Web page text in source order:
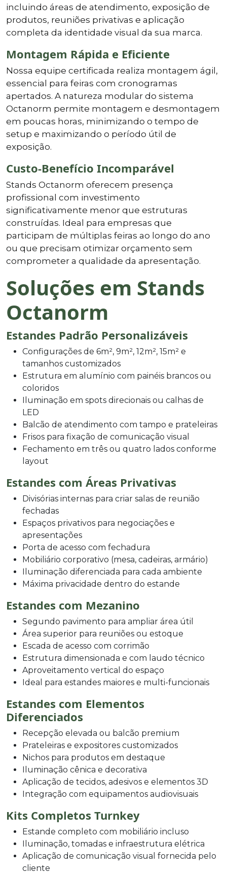
incluindo áreas de atendimento, exposição de
produtos, reuniões privativas e aplicação
completa da identidade visual da sua marca.
Montagem Rápida e Eficiente
Nossa equipe certificada realiza montagem ágil,
essencial para feiras com cronogramas
apertados. A natureza modular do sistema
Octanorm permite montagem e desmontagem
em poucas horas, minimizando o tempo de
setup e maximizando o período útil de
exposição.
Custo-Benefício Incomparável
Stands Octanorm oferecem presença
profissional com investimento
significativamente menor que estruturas
construídas. Ideal para empresas que
participam de múltiplas feiras ao longo do ano
ou que precisam otimizar orçamento sem
comprometer a qualidade da apresentação.
Soluções em Stands
Octanorm
Estandes Padrão Personalizáveis
Configurações de 6m², 9m², 12m², 15m² e
tamanhos customizados
Estrutura em alumínio com painéis brancos ou
coloridos
Iluminação em spots direcionais ou calhas de
LED
Balcão de atendimento com tampo e prateleiras
Frisos para fixação de comunicação visual
Fechamento em três ou quatro lados conforme
layout
Estandes com Áreas Privativas
Divisórias internas para criar salas de reunião
fechadas
Espaços privativos para negociações e
apresentações
Porta de acesso com fechadura
Mobiliário corporativo (mesa, cadeiras, armário)
Iluminação diferenciada para cada ambiente
Máxima privacidade dentro do estande
Estandes com Mezanino
Segundo pavimento para ampliar área útil
Área superior para reuniões ou estoque
Escada de acesso com corrimão
Estrutura dimensionada e com laudo técnico
Aproveitamento vertical do espaço
Ideal para estandes maiores e multi-funcionais
Estandes com Elementos
Diferenciados
Recepção elevada ou balcão premium
Prateleiras e expositores customizados
Nichos para produtos em destaque
Iluminação cênica e decorativa
Aplicação de tecidos, adesivos e elementos 3D
Integração com equipamentos audiovisuais
Kits Completos Turnkey
Estande completo com mobiliário incluso
Iluminação, tomadas e infraestrutura elétrica
Aplicação de comunicação visual fornecida pelo
cliente